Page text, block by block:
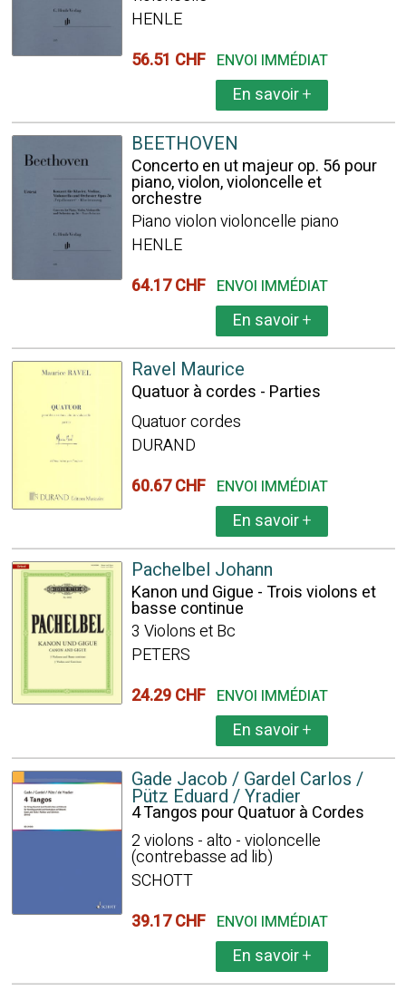
HENLE
56.51 CHF ENVOI IMMÉDIAT
En savoir+
BEETHOVEN
Concerto en ut majeur op. 56 pour
piano, violon, violoncelle et
orchestre
Piano violon violoncelle piano
HENLE
64.17 CHF ENVOI IMMÉDIAT
En savoir+
Ravel Maurice
Quatuor à cordes - Parties
Quatuor cordes
DURAND
60.67 CHF ENVOI IMMÉDIAT
En savoir+
Pachelbel Johann
Kanon und Gigue - Trois violons et
basse continue
3 Violons et Bc
PETERS
24.29 CHF ENVOI IMMÉDIAT
En savoir+
Gade Jacob / Gardel Carlos /
Pütz Eduard / Yradier
4 Tangos pour Quatuor à Cordes
2 violons - alto - violoncelle
(contrebasse ad lib)
SCHOTT
39.17 CHF ENVOI IMMÉDIAT
En savoir+